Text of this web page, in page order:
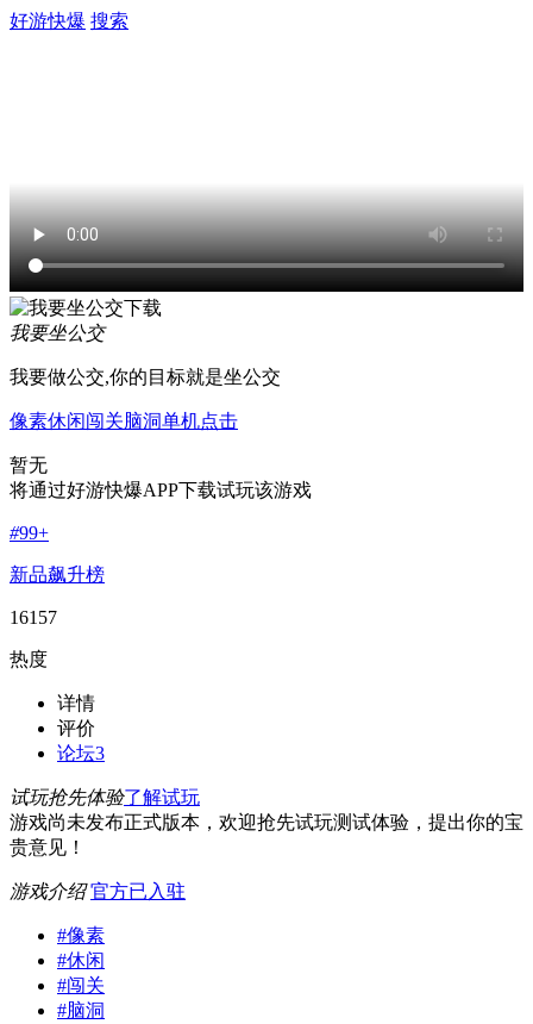
好游快爆 搜索
我要坐公交
我要做公交,你的目标就是坐公交
像素休闲闯关脑洞单机点击
暂无
将通过好游快爆APP下载试玩该游戏
#99+
新品飙升榜
16157
热度
详情
评价
论坛3
试玩抢先体验了解试玩
游戏尚未发布正式版本，欢迎抢先试玩测试体验，提出你的宝
贵意见！
游戏介绍 官方已入驻
#像素
#休闲
#闯关
#脑洞